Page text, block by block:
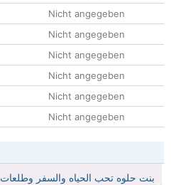
Nicht angegeben
Nicht angegeben
Nicht angegeben
Nicht angegeben
Nicht angegeben
Nicht angegeben
بنت حلوه تحب الحياه والسفر وطلعات